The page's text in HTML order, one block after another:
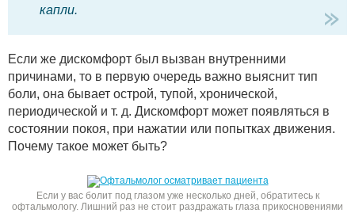
капли.
Если же дискомфорт был вызван внутренними
причинами, то в первую очередь важно выяснит тип
боли, она бывает острой, тупой, хронической,
периодической и т. д. Дискомфорт может появляться в
состоянии покоя, при нажатии или попытках движения.
Почему такое может быть?
Если у вас болит под глазом уже несколько дней, обратитесь к
офтальмологу. Лишний раз не стоит раздражать глаза прикосновениями